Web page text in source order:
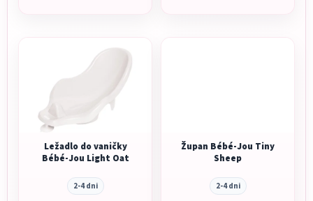
Ležadlo do vaničky
Bébé-Jou Light Oat
2-4 dni
Župan Bébé-Jou Tiny
Sheep
2-4 dni